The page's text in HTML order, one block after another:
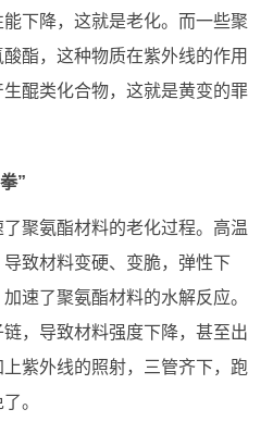
下降，这就是老化。而一些聚
酯，这种物质在紫外线的作用
醌类化合物，这就是黄变的罪
”
聚氨酯材料的老化过程。高温
致材料变硬、变脆，弹性下
速了聚氨酯材料的水解反应。
，导致材料强度下降，甚至出
紫外线的照射，三管齐下，跑
。